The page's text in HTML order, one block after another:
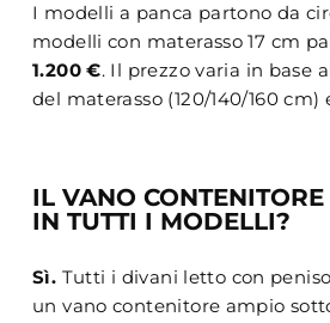
I modelli a panca partono da
modelli con materasso 17 cm
1.200 €. Il prezzo varia in base
del materasso (120/140/160 cm)
IL VANO CONTENITORE
IN TUTTI I MODELLI?
Sì. Tutti i divani letto con
un vano contenitore ampio